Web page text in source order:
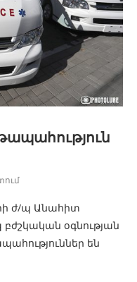
ժ/պ Անահիտ
օգնության
են